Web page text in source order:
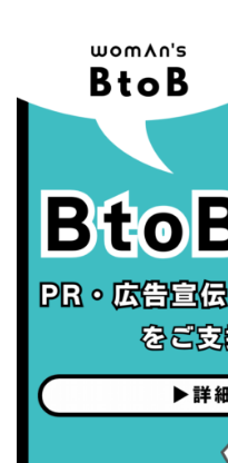
・がん征圧月間
・世界アルツハイマー月間
・健康増進普及月間
・歯ヂカラ探究月間
・職場の健康診断実施強化月
・世界性の健康デー
2026/09/05(土)
・がん征圧月間
・世界アルツハイマー月間
・健康増進普及月間
・歯ヂカラ探究月間
・職場の健康診断実施強化